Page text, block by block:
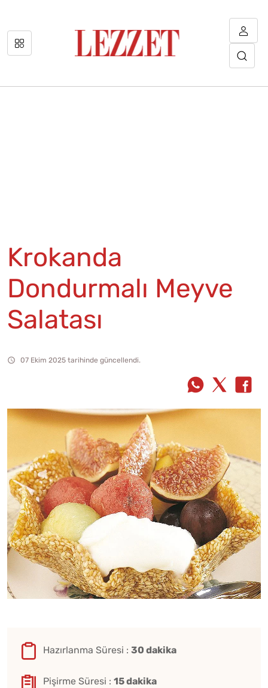
Krokanda
Dondurmalı Meyve
Salatası
07 Ekim 2025 tarihinde güncellendi.
Hazırlanma Süresi : 30 dakika
Pişirme Süresi : 15 dakika